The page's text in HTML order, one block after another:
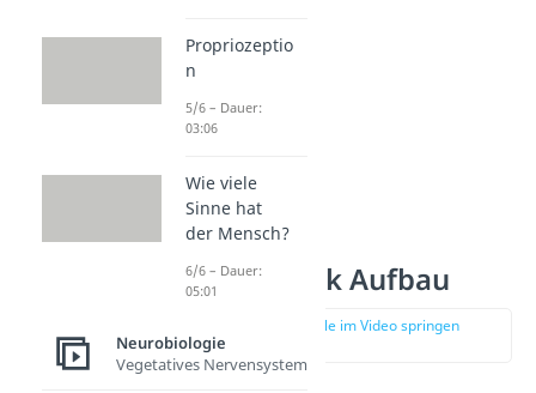
Rückenmark Aufbau
zur Stelle im Video springen
Propriozeptio
n
5/6 – Dauer:
03:06
Wie viele
Sinne hat
der Mensch?
6/6 – Dauer:
05:01
Neurobiologie
Vegetatives Nervensystem